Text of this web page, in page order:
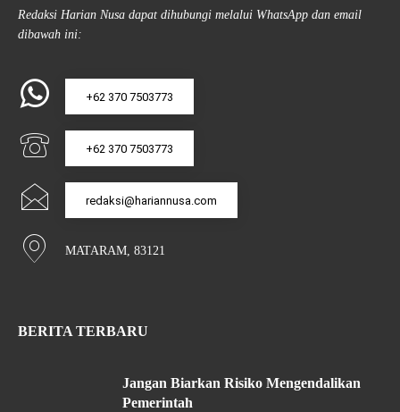
Redaksi Harian Nusa dapat dihubungi melalui WhatsApp dan email
dibawah ini:
+62 370 7503773
+62 370 7503773
redaksi@hariannusa.com
MATARAM, 83121
BERITA TERBARU
Jangan Biarkan Risiko Mengendalikan
Pemerintah